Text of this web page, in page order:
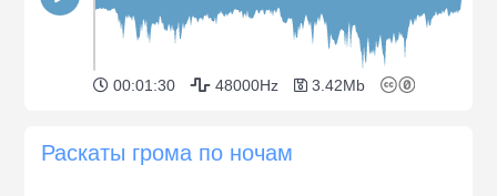
00:01:30 48000Hz 3.42Mb
Раскаты грома по ночам